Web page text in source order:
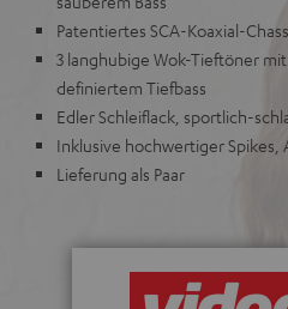
Patentiertes SCA-Koaxial-
3 langhubige Wok-Tieftöner
definiertem Tiefbass
Edler Schleiflack, sportlich-
Inklusive hochwertiger Spikes,
Lieferung als Paar